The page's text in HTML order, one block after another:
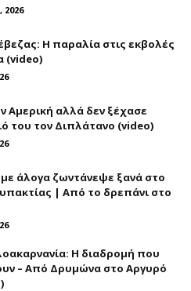
2026
Η παραλία στις εκβολές
(video)
Αμερική αλλά δεν ξέχασε
του τον Διπλάτανο (video)
άλογα ζωντάνεψε ξανά στο
| Από το δρεπάνι στο
Η διαδρομή που
– Από Δρυμώνα στο Αργυρό